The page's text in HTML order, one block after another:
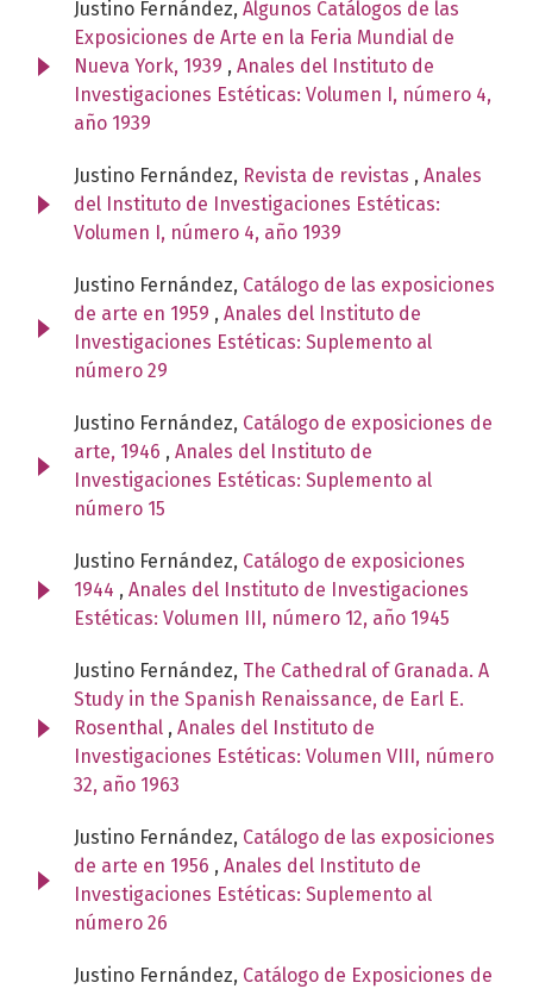
Justino Fernández, Algunos Catálogos de las
Exposiciones de Arte en la Feria Mundial de
Nueva York, 1939 , Anales del Instituto de
Investigaciones Estéticas: Volumen I, número 4,
año 1939
Justino Fernández, Revista de revistas , Anales
del Instituto de Investigaciones Estéticas:
Volumen I, número 4, año 1939
Justino Fernández, Catálogo de las exposiciones
de arte en 1959 , Anales del Instituto de
Investigaciones Estéticas: Suplemento al
número 29
Justino Fernández, Catálogo de exposiciones de
arte, 1946 , Anales del Instituto de
Investigaciones Estéticas: Suplemento al
número 15
Justino Fernández, Catálogo de exposiciones
1944 , Anales del Instituto de Investigaciones
Estéticas: Volumen III, número 12, año 1945
Justino Fernández, The Cathedral of Granada. A
Study in the Spanish Renaissance, de Earl E.
Rosenthal , Anales del Instituto de
Investigaciones Estéticas: Volumen VIII, número
32, año 1963
Justino Fernández, Catálogo de las exposiciones
de arte en 1956 , Anales del Instituto de
Investigaciones Estéticas: Suplemento al
número 26
Justino Fernández, Catálogo de Exposiciones de